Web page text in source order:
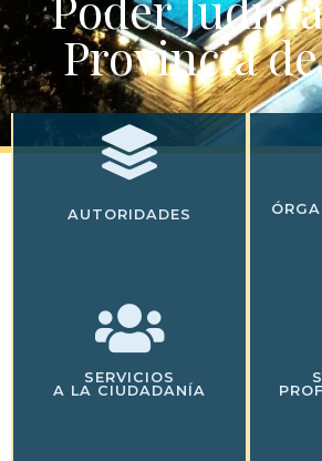
Provincia
AUTORIDADES
SERVICIOS
A LA CIUDADANÍA